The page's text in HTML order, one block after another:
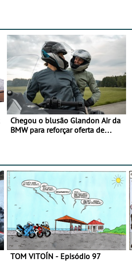
Chegou o blusão Glandon Air da
BMW para reforçar oferta de
TOM VITOÍN - Episódio 97